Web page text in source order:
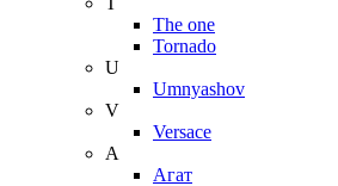
The one
Tornado
U
Umnyashov
V
Versace
А
Агат